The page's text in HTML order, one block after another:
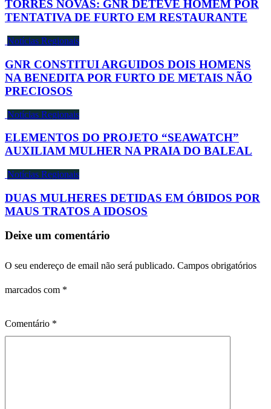
TORRES NOVAS: GNR DETEVE HOMEM POR
TENTATIVA DE FURTO EM RESTAURANTE
Notícias Regionais
GNR CONSTITUI ARGUIDOS DOIS HOMENS
NA BENEDITA POR FURTO DE METAIS NÃO
PRECIOSOS
Notícias Regionais
ELEMENTOS DO PROJETO “SEAWATCH”
AUXILIAM MULHER NA PRAIA DO BALEAL
Notícias Regionais
DUAS MULHERES DETIDAS EM ÓBIDOS POR
MAUS TRATOS A IDOSOS
Deixe um comentário
O seu endereço de email não será publicado. Campos obrigatórios
marcados com *
Comentário *